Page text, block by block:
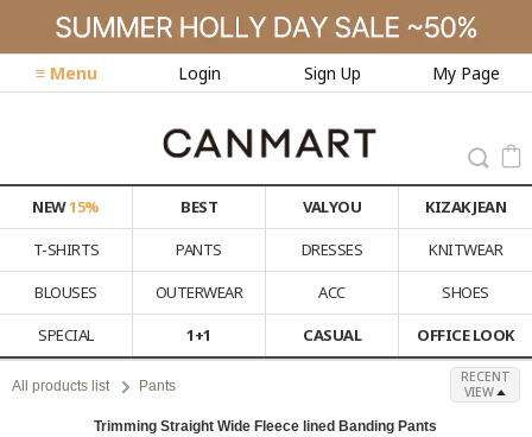
≡ Menu Login Sign Up My Page
NEW15% BEST VALYOU
KIZAK JEAN
T-SHIRTS
PANTS DRESSES
KNITWEAR
BLOUSES
OUTERWEAR ACC
SHOES
SPECIAL
1+1 CASUAL OFFICE LOOK
All products list Pants
RECENT
VIEW
Trimming Straight Wide Fleece lined Banding Pants